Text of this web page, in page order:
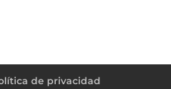
de privacidad